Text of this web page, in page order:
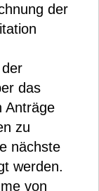
der
das
Anträge
zu
nächste
werden.
von